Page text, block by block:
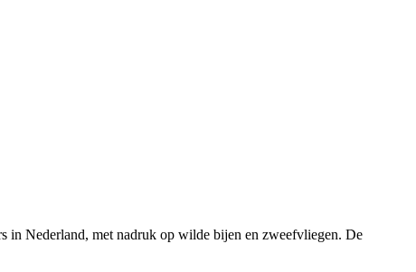
in Nederland, met nadruk op wilde bijen en zweefvliegen. De